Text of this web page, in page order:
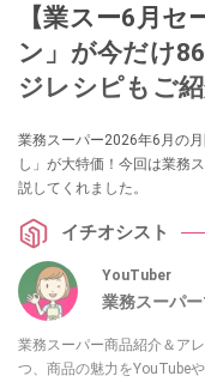
【業スー6月
ン」が今だけ
ジレシピもご
業務スーパー2026年6月の
し」が大特価！今回は業務
説してくれました。
イチオシスト
YouTuber
業務スーパ
業務スーパー商品紹介＆ア
つ、商品の魅力をYouTube